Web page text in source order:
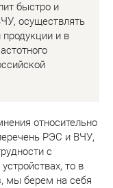
быстро и
осуществлять
продукции и в
относительно
РЭС и ВЧУ,
с
то в
мы берем на себя